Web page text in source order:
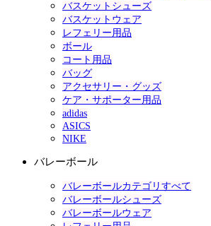
バスケットシューズ
バスケットウェア
レフェリー用品
ボール
コート用品
バッグ
アクセサリー・グッズ
ケア・サポーター用品
adidas
ASICS
NIKE
バレーボール
バレーボールカテゴリすべて
バレーボールシューズ
バレーボールウェア